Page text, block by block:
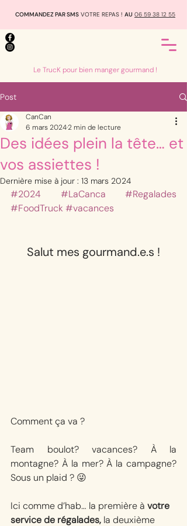
COMMANDEZ PAR SMS VOTRE REPAS ! AU 06 59 38 12 55
Le TrucK pour bien manger gourmand !
Post
Des idées plein la tête… et
vos assiettes !
CanCan
6 mars 20242 min de lecture
Dernière mise à jour : 13 mars 2024
#2024 #LaCanca
#Regalades
#FoodTruck #vacances
Salut mes gourmand.e.s !
Comment ça va ?
Team boulot? vacances? À la
montagne? À la mer? À la campagne?
Sous un plaid ? 😜
Ici comme d’hab… la première à votre
service de régalades, la deuxième